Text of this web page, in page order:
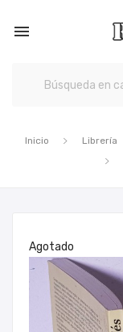

Inicio Librería
Agotado